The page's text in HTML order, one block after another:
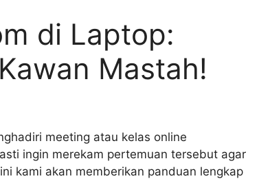
di Laptop:
Mastah!
meeting atau kelas online
ingin merekam pertemuan tersebut agar
kami akan memberikan panduan lengkap